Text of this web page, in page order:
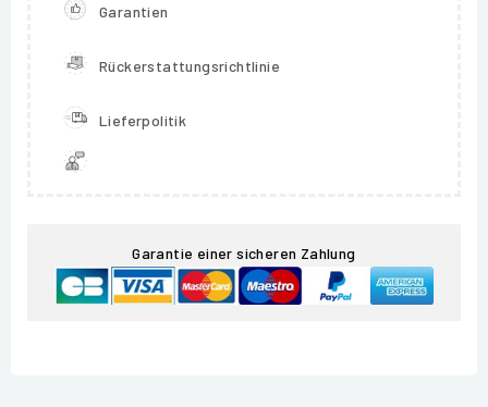
Garantien
Rückerstattungsrichtlinie
Lieferpolitik
Garantie einer sicheren Zahlung